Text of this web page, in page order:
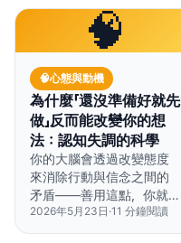
🧠
🧠心態與動機
為什麼「還沒準備好就先
做」反而能改變你的想
法：認知失調的科學
你的大腦會透過改變態度
來消除行動與信念之間的
矛盾——善用這點，你就
能建立停不下來的內在動
力。
2026年5月23日 ·11 分鐘閱讀